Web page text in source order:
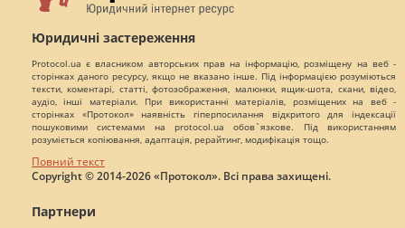
Юридичні застереження
Protocol.ua є власником авторських прав на інформацію, розміщену на веб -
сторінках даного ресурсу, якщо не вказано інше. Під інформацією розуміються
тексти, коментарі, статті, фотозображення, малюнки, ящик-шота, скани, відео,
аудіо, інші матеріали. При використанні матеріалів, розміщених на веб -
сторінках «Протокол» наявність гіперпосилання відкритого для індексації
пошуковими системами на protocol.ua обов`язкове. Під використанням
розуміється копіювання, адаптація, рерайтинг, модифікація тощо.
Повний текст
Copyright © 2014-2026 «Протокол». Всі права захищені.
Партнери